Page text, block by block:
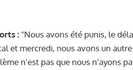
: "Nous avons été punis, le
et mercredi, nous avons un
n'est pas que nous n'ayons